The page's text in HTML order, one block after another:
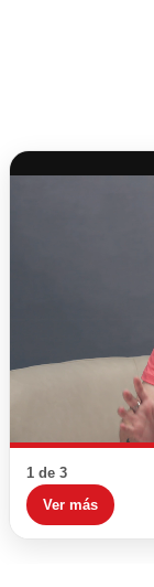
1 de 3
Ver más